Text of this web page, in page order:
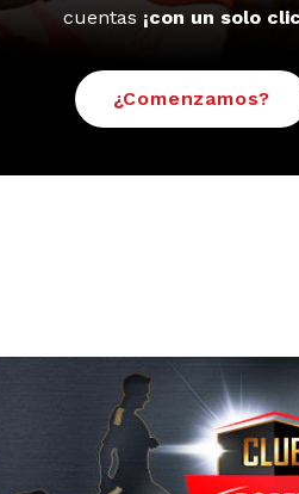
cuentas ¡con un solo
¿Comenzamos?